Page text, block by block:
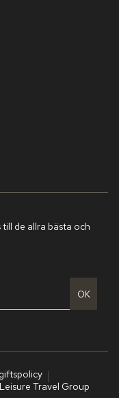
de allra bästa och
OK
Travel Group